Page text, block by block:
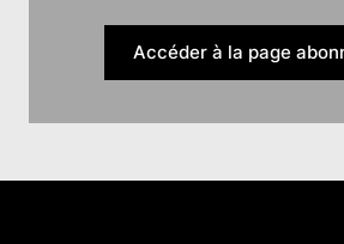
Accéder à la page